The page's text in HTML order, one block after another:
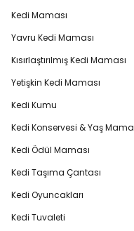
Kedi Maması
Yavru Kedi Maması
Kısırlaştırılmış Kedi Maması
Yetişkin Kedi Maması
Kedi Kumu
Kedi Konservesi & Yaş Mama
Kedi Ödül Maması
Kedi Taşıma Çantası
Kedi Oyuncakları
Kedi Tuvaleti